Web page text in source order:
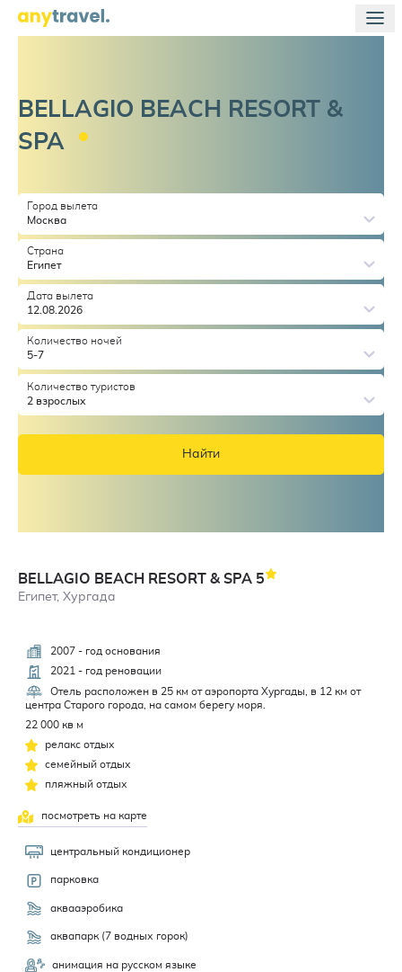
BELLAGIO BEACH RESORT &
SPA
Город вылета
Москва
Страна
Египет
Дата вылета
12.08.2026
Количество ночей
5-7
Количество туристов
2 взрослых
Найти
BELLAGIO BEACH RESORT & SPA 5
Египет, Хургада
2007 - год основания
2021 - год реновации
Отель расположен в 25 км от аэропорта Хургады, в 12 км от
центра Старого города, на самом берегу моря.
22 000 кв м
релакс отдых
семейный отдых
пляжный отдых
посмотреть на карте
центральный кондиционер
парковка
аквааэробика
аквапарк (7 водных горок)
анимация на русском языке